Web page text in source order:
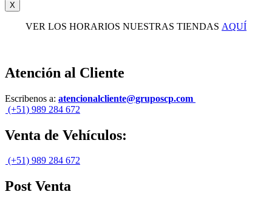
X
VER LOS HORARIOS NUESTRAS TIENDAS AQUÍ
Atención al Cliente
Escribenos a: atencionalcliente@gruposcp.com
(+51) 989 284 672
Venta de Vehículos:
(+51) 989 284 672
Post Venta